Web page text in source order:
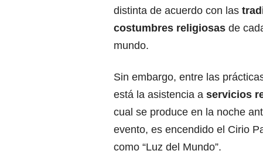
distinta de acuerdo con las
costumbres religiosas de
mundo.
Sin embargo, entre las
está la asistencia a servicios
cual se produce en la noche
evento, es encendido el Cirio
como “Luz del Mundo”.